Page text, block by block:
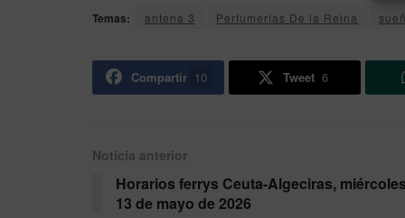
Temas: antena 3 Perfumerías De la Reina
Compartir 10 Tweet 6
Noticia anterior
Horarios ferrys Ceuta-Algeciras, miércoles
13 de mayo de 2026